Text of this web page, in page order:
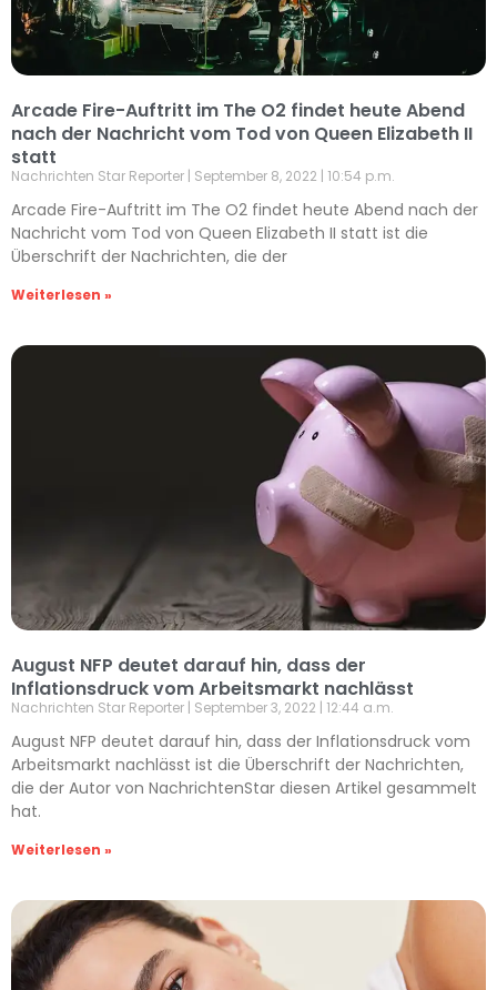
Arcade Fire-Auftritt im The O2 findet heute Abend
nach der Nachricht vom Tod von Queen Elizabeth II
statt
Nachrichten Star Reporter September 8, 2022 10:54 p.m.
Arcade Fire-Auftritt im The O2 findet heute Abend nach der
Nachricht vom Tod von Queen Elizabeth II statt ist die
Überschrift der Nachrichten, die der
Weiterlesen »
August NFP deutet darauf hin, dass der
Inflationsdruck vom Arbeitsmarkt nachlässt
Nachrichten Star Reporter September 3, 2022 12:44 a.m.
August NFP deutet darauf hin, dass der Inflationsdruck vom
Arbeitsmarkt nachlässt ist die Überschrift der Nachrichten,
die der Autor von NachrichtenStar diesen Artikel gesammelt
hat.
Weiterlesen »